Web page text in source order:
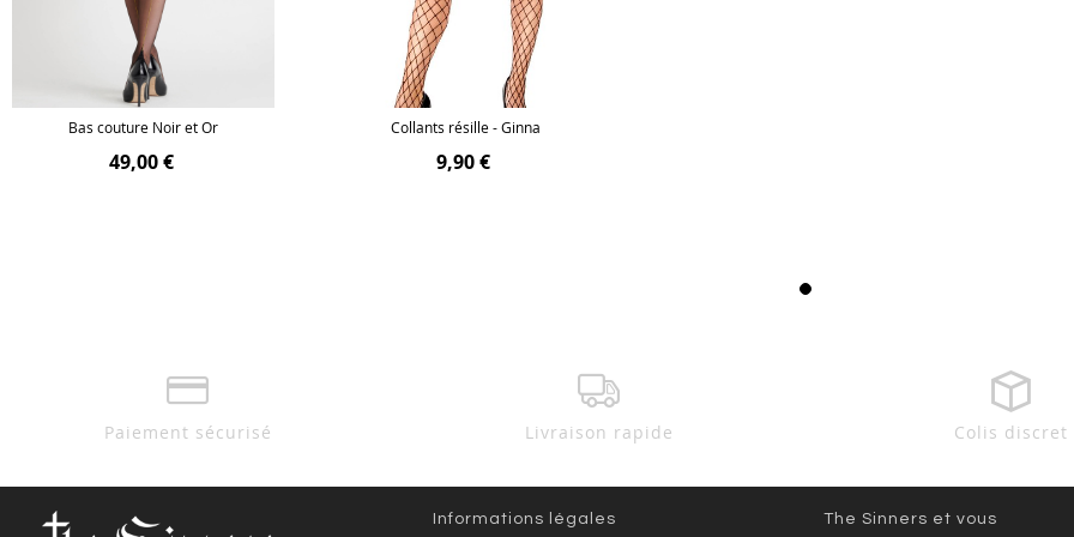
Bas couture Noir et Or
49,00 €
Collants résille - Ginna
9,90 €
Paiement sécurisé Livraison rapide Colis discret
Informations légales The Sinners et vous